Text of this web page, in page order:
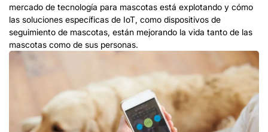
mercado de tecnología para mascotas está explotando y cómo
las soluciones específicas de IoT, como dispositivos de
seguimiento de mascotas, están mejorando la vida tanto de las
mascotas como de sus personas.